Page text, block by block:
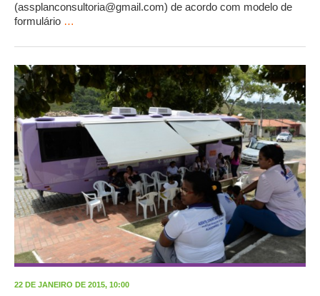
(assplanconsultoria@gmail.com) de acordo com modelo de
formulário …
22 DE JANEIRO DE 2015, 10:00